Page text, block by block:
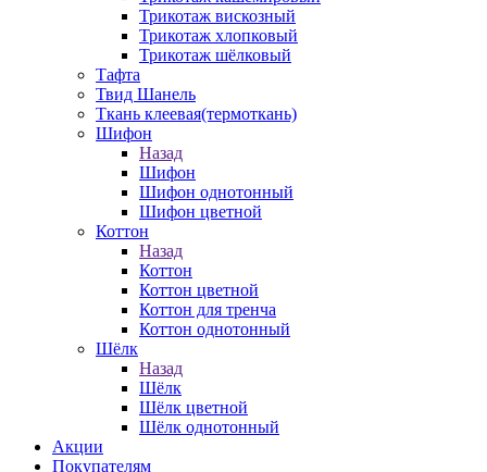
Трикотаж вискозный
Трикотаж хлопковый
Трикотаж шёлковый
Тафта
Твид Шанель
Ткань клеевая(термоткань)
Шифон
Назад
Шифон
Шифон однотонный
Шифон цветной
Коттон
Назад
Коттон
Коттон цветной
Коттон для тренча
Коттон однотонный
Шёлк
Назад
Шёлк
Шёлк цветной
Шёлк однотонный
Акции
Покупателям